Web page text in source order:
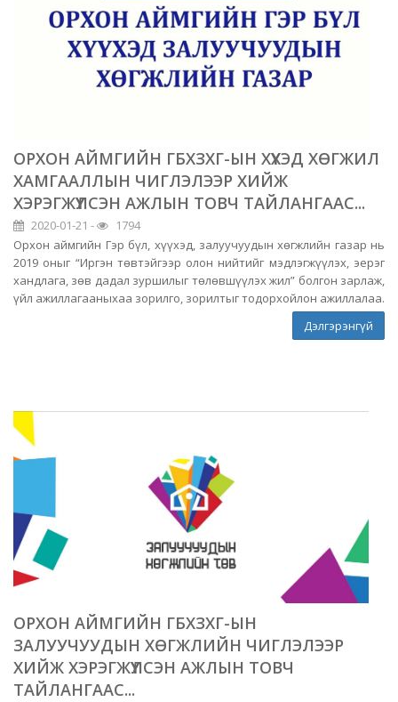
ОРХОН АЙМГИЙН ГБХЗХГ-ЫН ХҮҮХЭД ХӨГЖИЛ
ХАМГААЛЛЫН ЧИГЛЭЛЭЭР ХИЙЖ
ХЭРЭГЖҮҮЛСЭН АЖЛЫН ТОВЧ ТАЙЛАНГААС...
2020-01-21 -
1794
Орхон аймгийн Гэр бүл, хүүхэд, залуучуудын хөгжлийн газар нь
2019 оныг “Иргэн төвтэйгээр олон нийтийг мэдлэгжүүлэх, эерэг
хандлага, зөв дадал зуршилыг төлөвшүүлэх жил” болгон зарлаж,
үйл ажиллагааныхаа зорилго, зорилтыг тодорхойлон ажиллалаа.
Дэлгэрэнгүй
ОРХОН АЙМГИЙН ГБХЗХГ-ЫН
ЗАЛУУЧУУДЫН ХӨГЖЛИЙН ЧИГЛЭЛЭЭР
ХИЙЖ ХЭРЭГЖҮҮЛСЭН АЖЛЫН ТОВЧ
ТАЙЛАНГААС...